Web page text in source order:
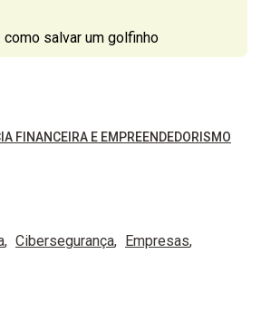
como salvar um golfinho
FINANCEIRA E EMPREENDEDORISMO
Cibersegurança
Empresas